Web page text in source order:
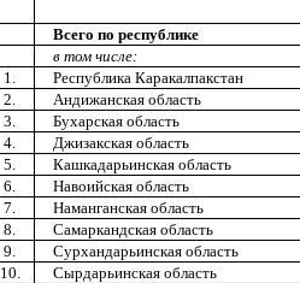
Всего по республике
в том числе:
1.
Республика Каракалпакстан
2.
Андижанская область
3.
Бухарская область
4.
Джизакская область
5.
Кашкадарьинская область
6.
Навоийская область
7.
Наманганская область
8.
Самаркандская область
9.
Сурхандарьинская область
10.
Сырдарьинская область